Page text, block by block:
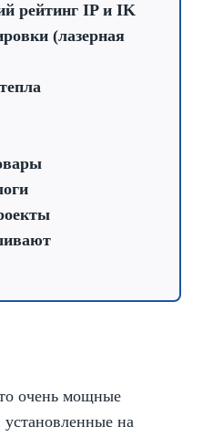
рейтинг IP и IK
(лазерная
очень мощные
на